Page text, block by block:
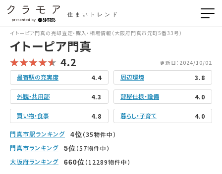
住まいトレンド
イトーピア門真の売却査定・購入・相場情報（大阪府門真市元町5番33号）
イトーピア門真
4.2 更新日：2024/10/02
最寄駅の充実度 4.4 周辺環境 3.8
外観・共用部 4.3 部屋仕様・設備 4.0
買い物・食事 4.8 暮らし・子育て 4.0
門真市駅ランキング 4位（35物件中）
門真市ランキング
5位（57物件中）
大阪府ランキング
660位（12289物件中）